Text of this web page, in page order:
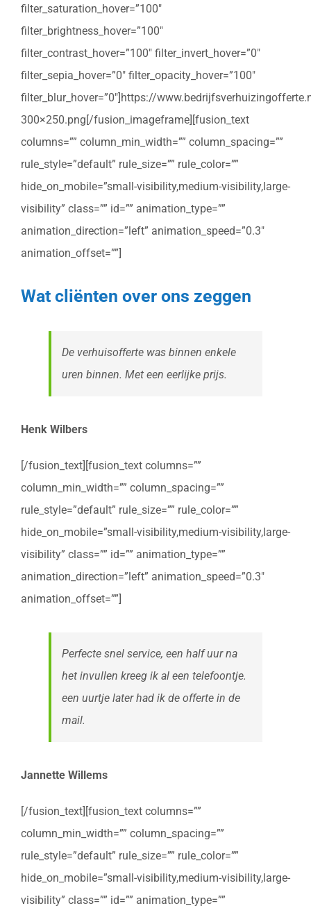
filter_saturation_hover=”100″
filter_brightness_hover=”100″
filter_contrast_hover=”100″ filter_invert_hover=”0″
filter_sepia_hover=”0″ filter_opacity_hover=”100″
filter_blur_hover=”0″]https://
300×250.png[/fusion_imageframe][fusion_text
columns=”” column_min_width=”” column_spacing=””
rule_style=”default” rule_size=”” rule_color=””
hide_on_mobile=”small-visibility,medium-visibility,large-
visibility” class=”” id=”” animation_type=””
animation_direction=”left” animation_speed=”0.3″
animation_offset=””]
Wat cliënten over ons zeggen
De verhuisofferte was binnen enkele
uren binnen. Met een eerlijke prijs.
Henk Wilbers
[/fusion_text][fusion_text columns=””
column_min_width=”” column_spacing=””
rule_style=”default” rule_size=”” rule_color=””
hide_on_mobile=”small-visibility,medium-visibility,large-
visibility” class=”” id=”” animation_type=””
animation_direction=”left” animation_speed=”0.3″
animation_offset=””]
Perfecte snel service, een half uur na
het invullen kreeg ik al een telefoontje.
een uurtje later had ik de offerte in de
mail.
Jannette Willems
[/fusion_text][fusion_text columns=””
column_min_width=”” column_spacing=””
rule_style=”default” rule_size=”” rule_color=””
hide_on_mobile=”small-visibility,medium-visibility,large-
visibility” class=”” id=”” animation_type=””